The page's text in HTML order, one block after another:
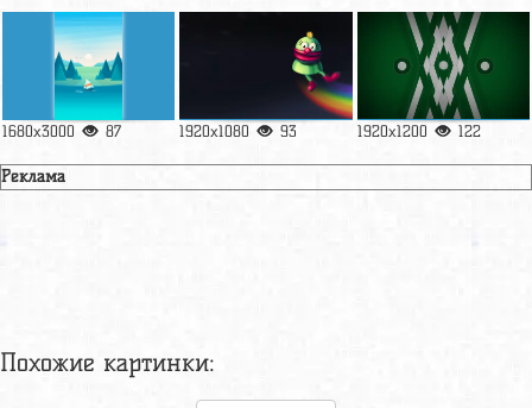
1680x3000 87 1920x1080 93 1920x1200 122
Реклама
Похожие картинки: